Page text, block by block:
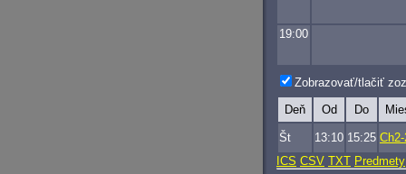
19:00
Zobrazovať/tlačiť
Deň Od Do
Št 13:10 15:25
ICS CSV TXT Predmety